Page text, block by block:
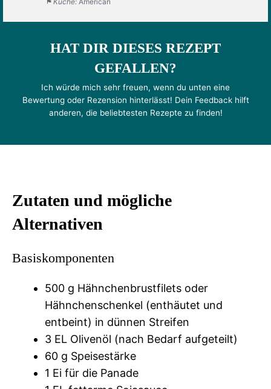
HAT DIR DIESES REZEPT
GEFALLEN?
Ich würde mich sehr freuen, wenn du unten eine
Bewertung oder Rezension hinterlässt! Dein Feedback hilft
anderen, die beliebtesten Rezepte zu finden!
Zutaten und mögliche
Alternativen
Basiskomponenten
500 g Hähnchenbrustfilets oder
Hähnchenschenkel (enthäutet und
entbeint) in dünnen Streifen
3 EL Olivenöl (nach Bedarf aufgeteilt)
60 g Speisestärke
1 Ei für die Panade